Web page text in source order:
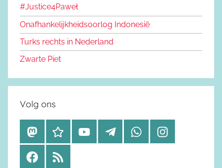
#Justice4Paweł
Onafhankelijkheidsoorlog Indonesië
Turks rechts in Nederland
Zwarte Piet
Volg ons
M
a
s
B
l
u
Y
o
T
e
W
h
I
n
F
R